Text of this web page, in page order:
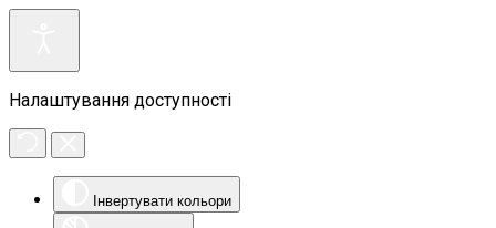
Налаштування доступності
Інвертувати кольори